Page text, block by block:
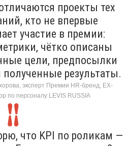
проекты тех
кто не впервые
участие в премии:
чётко описаны
цели, предпосылки
полученные результаты.
эксперт Премии HR-бренд, EX-
по персоналу LEVIS RUSSIA
что KPI по роликам —